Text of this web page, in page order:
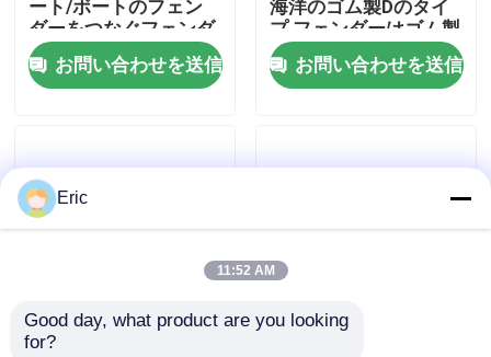
お問い合わせ
Company News
海洋の Windows
ート/ボートのフェン
ダーをつなぐフェンダ
ーを形づける
お問い合わせを送信
海洋のゴム製Dのタイ
プ フェンダーはゴム製
フェンダーを形づける
お問い合わせを送信
D 形 作業船/リグボー
Eric
11:52 AM
Good day, what product are you looking
for?